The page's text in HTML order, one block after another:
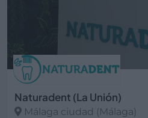
Naturadent (La Unión)
Málaga ciudad (Málaga)